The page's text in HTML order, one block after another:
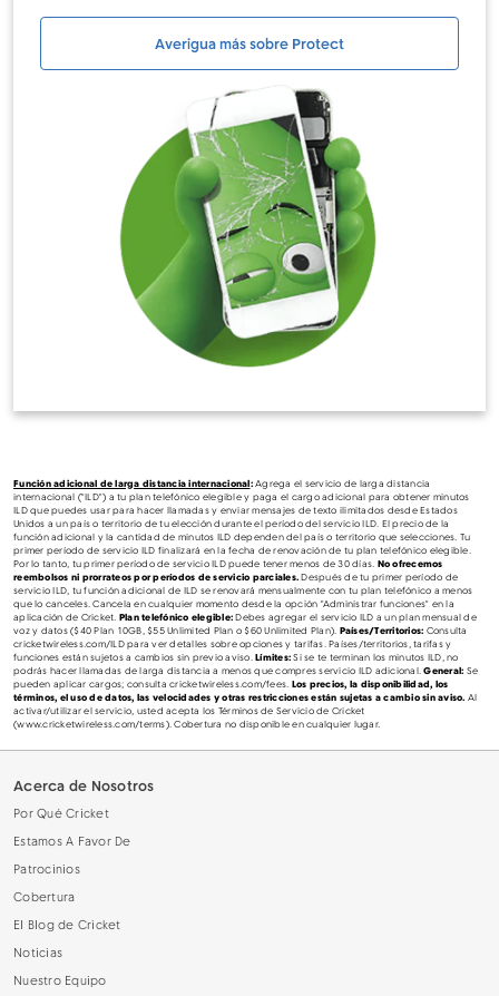
Averigua más sobre Protect
Función adicional de larga distancia internacional:Agrega el servicio de larga distancia
internacional ("ILD") a tu plan telefónico elegible y paga el cargo adicional para obtener minutos
ILD que puedes usar para hacer llamadas y enviar mensajes de texto ilimitados desde Estados
Unidos a un país o territorio de tu elección durante el período del servicio ILD. El precio de la
función adicional y la cantidad de minutos ILD dependen del país o territorio que selecciones. Tu
primer período de servicio ILD finalizará en la fecha de renovación de tu plan telefónico elegible.
Por lo tanto, tu primer período de servicio ILD puede tener menos de 30 días. No ofrecemos
reembolsos ni prorrateos por períodos de servicio parciales.Después de tu primer período de
servicio ILD, tu función adicional de ILD se renovará mensualmente con tu plan telefónico a menos
que lo canceles. Cancela en cualquier momento desde la opción "Administrar funciones" en la
aplicación de Cricket. Plan telefónico elegible:Debes agregar el servicio ILD a un plan mensual de
voz y datos ($40 Plan 10GB, $55 Unlimited Plan o $60 Unlimited Plan). Países/Territorios: Consulta
cricketwireless.com/ILD para ver detalles sobre opciones y tarifas. Países/territorios, tarifas y
funciones están sujetos a cambios sin previo aviso.Límites:Si se te terminan los minutos ILD, no
podrás hacer llamadas de larga distancia a menos que compres servicio ILD adicional.General: Se
pueden aplicar cargos; consulta cricketwireless.com/fees. Los precios, la disponibilidad, los
términos, el uso de datos, las velocidades y otras restricciones están sujetas a cambio sin aviso. Al
activar/utilizar el servicio, usted acepta los Términos de Servicio de Cricket
(www.cricketwireless.com/terms). Cobertura no disponible en cualquier lugar.
Acerca de Nosotros
Por Qué Cricket
Estamos A Favor De
Patrocinios
Cobertura
El Blog de Cricket
Noticias
Nuestro Equipo